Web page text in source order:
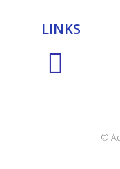
LINKS
©